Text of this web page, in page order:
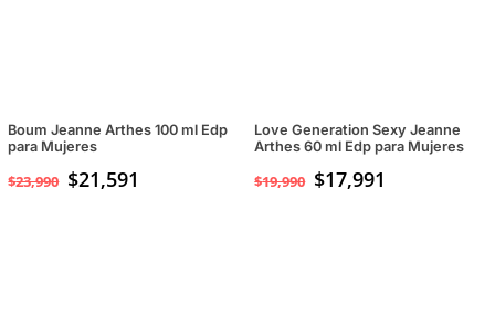
Boum Jeanne Arthes 100 ml Edp
para Mujeres
$23,990 $21,591
Love Generation Sexy Jeanne
Arthes 60 ml Edp para Mujeres
$19,990 $17,991